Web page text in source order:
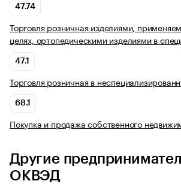
47.74
Торговля розничная изделиями,
целях, ортопедическими изделиями в
47.1
Торговля розничная в
68.1
Покупка и продажа собственного
Другие
ОКВЭД